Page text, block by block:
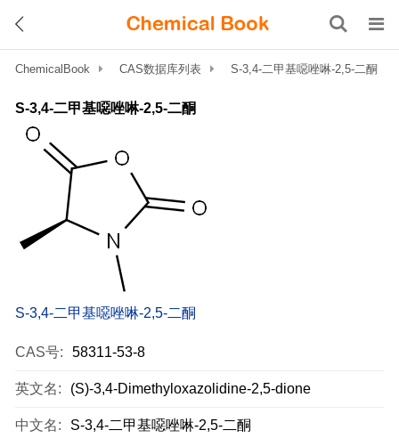
ChemicalBook CAS数据库列表 S-3,4-二甲基噁唑啉-2,5-二酮
S-3,4-二甲基噁唑啉-2,5-二酮
S-3,4-二甲基噁唑啉-2,5-二酮
CAS号: 58311-53-8
英文名: (S)-3,4-Dimethyloxazolidine-2,5-dione
中文名: S-3,4-二甲基噁唑啉-2,5-二酮